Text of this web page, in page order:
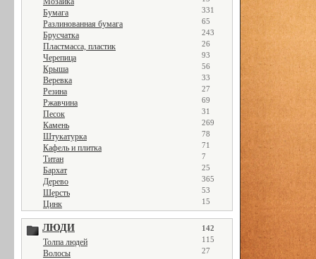
Бумага 331
Разлинованная бумага 65
Брусчатка 243
Пластмасса, пластик 26
Черепица 93
Крыша 56
Веревка 33
Резина 27
Ржавчина 69
Песок 31
Камень 269
Штукатурка 78
Кафель и плитка 71
Титан 7
Бархат 25
Дерево 365
Шерсть 53
Цинк 15
ЛЮДИ 142
Толпа людей 115
Волосы 27